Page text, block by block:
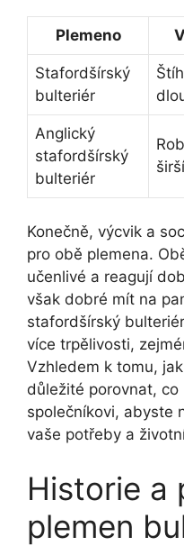
Plemeno
Stafordšírský
bulteriér
Anglický
stafordšírský
bulteriér
Konečně, výcvik a
pro obě plemena.
učenlivé a reagují
však dobré mít na
stafordšírský
více trpělivosti,
Vzhledem k tomu,
důležité porovnat, co
společníkovi, abyste
vaše potřeby a
Historie a
plemen